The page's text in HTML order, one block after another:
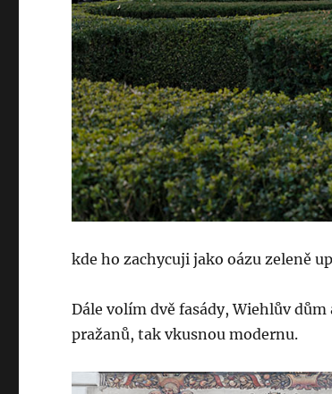
kde ho zachycuji jako oázu zeleně
Dále volím dvě fasády, Wiehlův
pražanů, tak vkusnou modernu.